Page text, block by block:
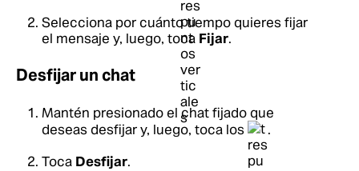
Selecciona por cuánto tiempo quieres fijar
el mensaje y, luego, toca Fijar.
Desfijar un chat
Mantén presionado el chat fijado que
deseas desfijar y, luego, toca los
.
Toca Desfijar.